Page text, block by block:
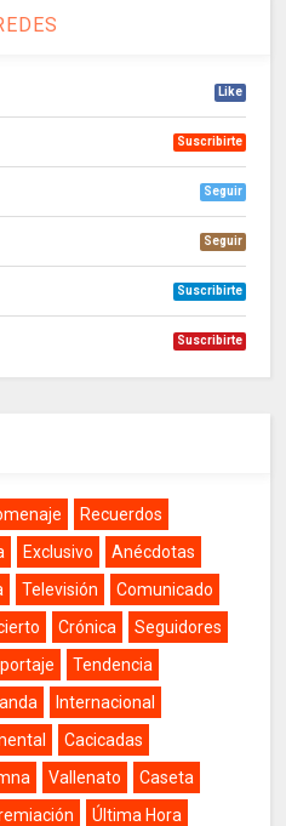
Like
Suscribirte
Seguir
Seguir
Suscribirte
Suscribirte
Recuerdos
Exclusivo
Anécdotas
Televisión
Comunicado
Crónica
Seguidores
Tendencia
Internacional
Cacicadas
Vallenato
Caseta
Última Hora